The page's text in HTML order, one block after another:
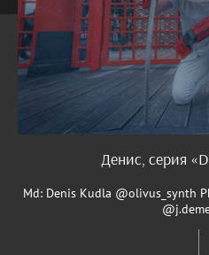
Денис, серия
Md: Denis Kudla @olivus_synth